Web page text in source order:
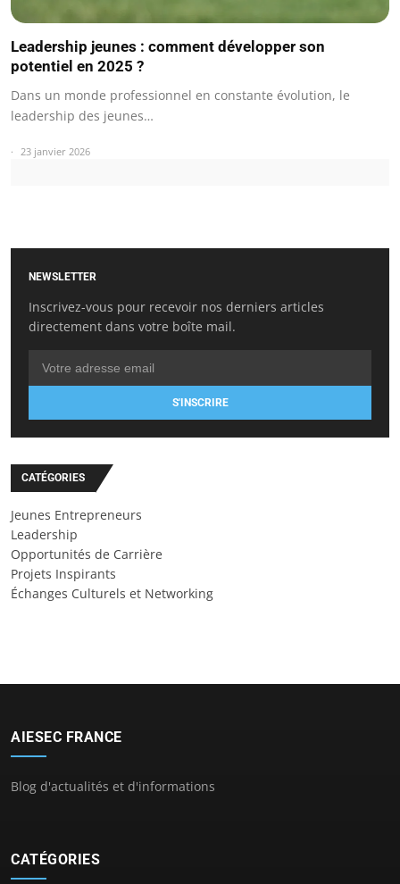
Leadership jeunes : comment développer son
potentiel en 2025 ?
Dans un monde professionnel en constante évolution, le
leadership des jeunes…
23 janvier 2026
NEWSLETTER
Inscrivez-vous pour recevoir nos derniers articles
directement dans votre boîte mail.
S'INSCRIRE
CATÉGORIES
Jeunes Entrepreneurs
Leadership
Opportunités de Carrière
Projets Inspirants
Échanges Culturels et Networking
AIESEC FRANCE
Blog d'actualités et d'informations
CATÉGORIES